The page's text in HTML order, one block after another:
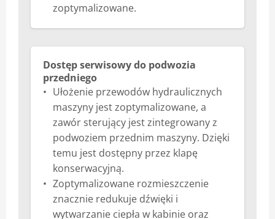
zoptymalizowane.
Dostęp serwisowy do podwozia
przedniego
Ułożenie przewodów hydraulicznych
maszyny jest zoptymalizowane, a
zawór sterujący jest zintegrowany z
podwoziem przednim maszyny. Dzięki
temu jest dostępny przez klapę
konserwacyjną.
Zoptymalizowane rozmieszczenie
znacznie redukuje dźwięki i
wytwarzanie ciepła w kabinie oraz